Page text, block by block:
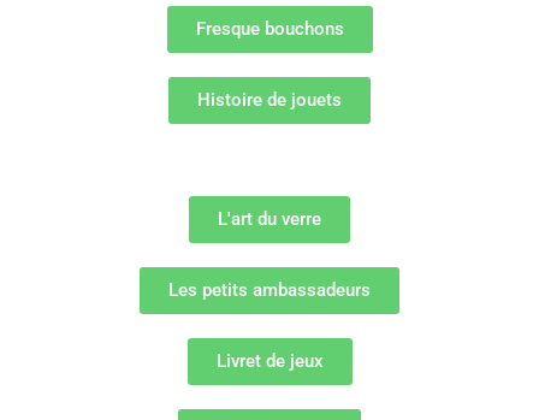
Fresque bouchons
Histoire de jouets
L'art du verre
Les petits ambassadeurs
Livret de jeux